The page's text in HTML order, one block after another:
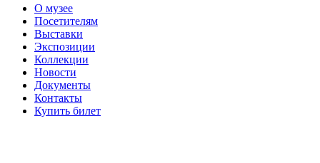
О музее
Посетителям
Выставки
Экспозиции
Коллекции
Новости
Документы
Контакты
Купить билет